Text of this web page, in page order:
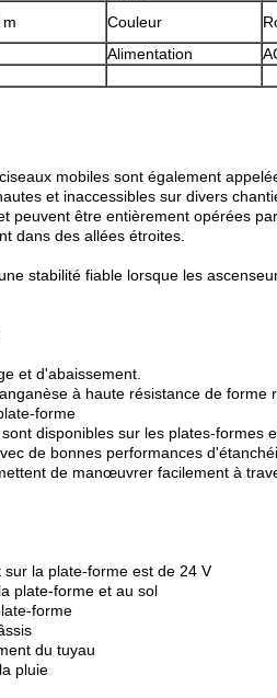
Couleur
Alimentation
mobiles sont également
et inaccessibles sur divers
peuvent être entièrement opérées
dans des allées étroites.
stabilité fiable lorsque les
et d'abaissement.
à haute résistance de forme
forme
disponibles sur les plates-formes
de bonnes performances
de manœuvrer facilement à
la plate-forme est de 24 V
plate-forme et au sol
forme
du tuyau
pluie